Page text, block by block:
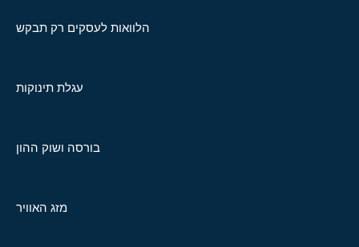
הלוואות לעסקים רק תבקש
עגלת תינוקות
בורסה ושוק ההון
מזג האוויר